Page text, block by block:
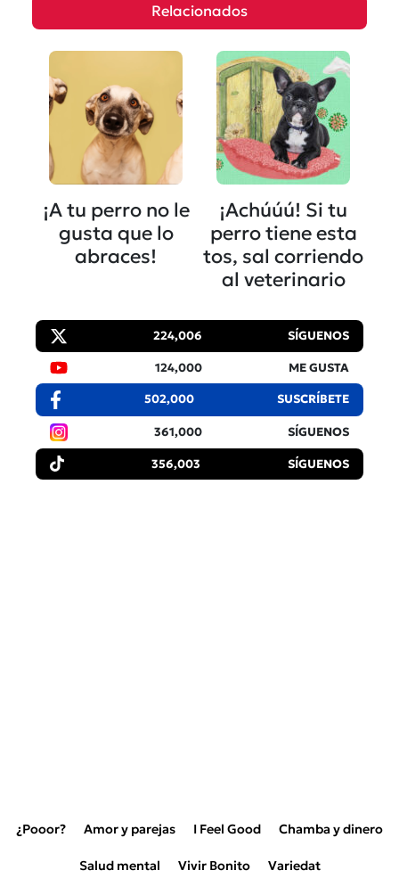
Relacionados
¡A tu perro no le
gusta que lo
abraces!
¡Achúúú! Si tu
perro tiene esta
tos, sal corriendo
al veterinario
224,006 SÍGUENOS
124,000 ME GUSTA
502,000 SUSCRÍBETE
361,000 SÍGUENOS
356,003 SÍGUENOS
¿Pooor? Amor y parejas I Feel Good Chamba y dinero
Salud mental Vivir Bonito Variedat